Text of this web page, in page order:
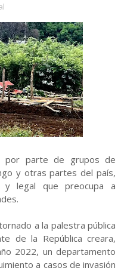
por parte de grupos de
y otras partes del país,
y legal que preocupa a
a la palestra pública
de la República creara,
2022, un departamento
a casos de invasión